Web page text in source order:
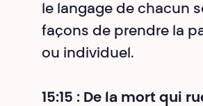
le langage de chacun
façons de prendre la
ou individuel.
15:15 : De la mort qui